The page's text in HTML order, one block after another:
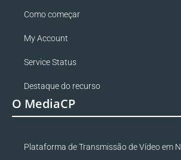
Como começar
My Account
Service Status
Destaque do recurso
O MediaCP
Plataforma de Transmissão de Vídeo em